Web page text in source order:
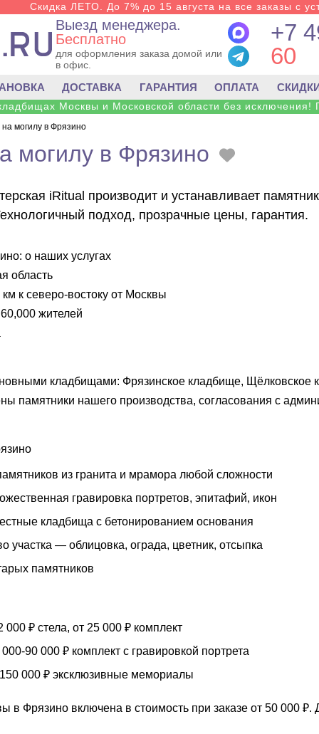
Скидка ЛЕТО. До 7% до 15 августа на все заказы с
Выезд менеджера.
Бесплатно
для оформления заказа домой или
в офис.
+7
60
ДОСТАВКА ГАРАНТИЯ ОПЛАТА
Москвы и Московской области без исключения!
могилу в Фрязино
могилу в Фрязино
iRitual производит и устанавливает
подход, прозрачные цены, гарантия.
о наших услугах
область
к северо-востоку от Москвы
жителей
кладбищами: Фрязинское кладбище, Щёлковское
памятники нашего производства, согласования с
из гранита и мрамора любой сложности
гравировка портретов, эпитафий, икон
кладбища с бетонированием основания
участка — облицовка, ограда, цветник, отсыпка
памятников
₽ стела, от 25 000 ₽ комплект
90 000 ₽ комплект с гравировкой портрета
000 ₽ эксклюзивные мемориалы
в Фрязино включена в стоимость при заказе от 50 000